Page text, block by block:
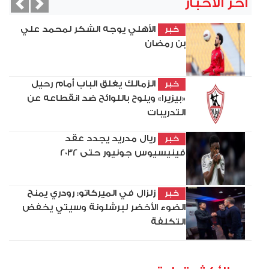
آخر الأخبار
خبر
الأهلي يوجه الشكر لمحمد علي
بن رمضان
خبر
الزمالك يغلق الباب أمام رحيل
«بيزيرا» ويلوح باللوائح ضد انقطاعه عن
التدريبات
خبر
ريال مدريد يجدد عقد
فينيسيوس جونيور حتى 2032
خبر
زلزال في الميركاتو: رودري يمنح
الضوء الأخضر لبرشلونة وسيتي يخفض
التكلفة
Next